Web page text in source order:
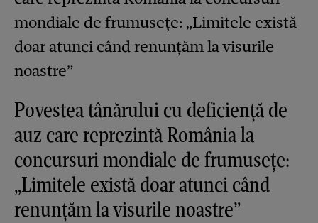
Povestea tânărului cu deficiență de
auz care reprezintă România la
concursuri mondiale de frumusețe:
„Limitele există doar atunci când
renunțăm la visurile noastre”